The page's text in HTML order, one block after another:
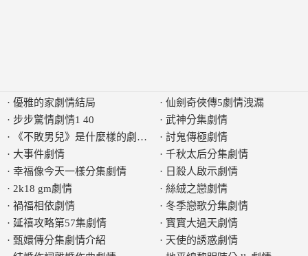
· 優雅的家劇情結局
· 步步驚情劇情1 40
·
《不敗男兒》是什麼樣的劇情片
· 大事件劇情
· 幸福像今天一樣分集劇情
· 2k18 gm劇情
· 禍福相依劇情
· 延禧攻略第57集劇情
· 甄嬛傳分集劇情介紹
· 仙劍奇俠傳5劇情洩漏
· 武神分集劇情
· 討鬼傳極劇情
· 千秋太后分集劇情
· 日殺人啟示劇情
· 絲絨之戀劇情
· 冬季戀歌分集劇情
· 寳寳大過天劇情
· 天使的誘惑劇情